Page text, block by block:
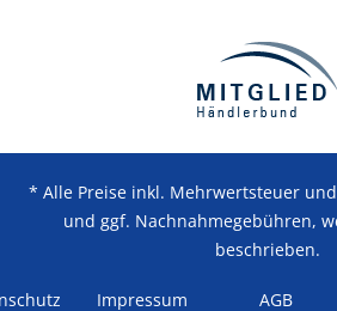
* Alle Preise inkl. Mehrwertsteuer
und ggf. Nachnahmegebühren,
beschrieben.
Impressum AGB